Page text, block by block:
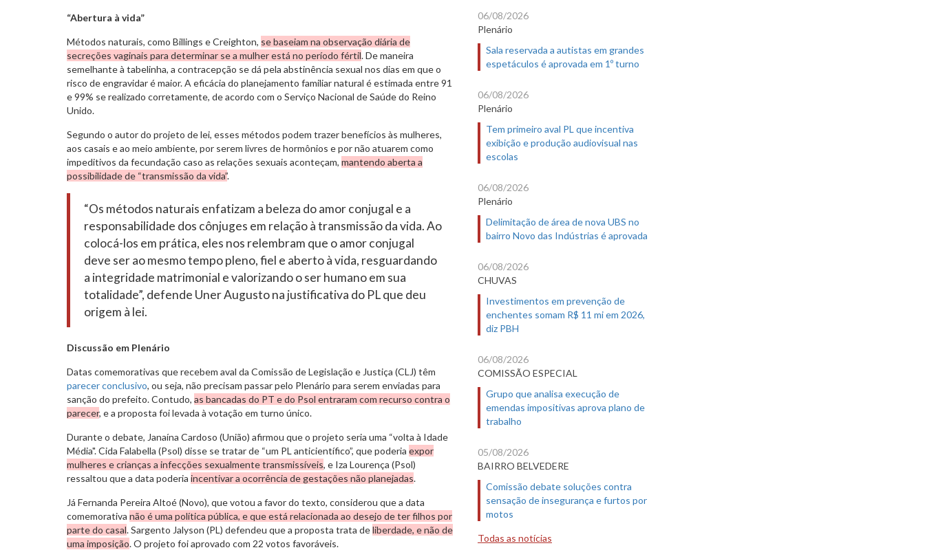
“Abertura à vida”
Métodos naturais, como Billings e Creighton, se baseiam na observação diária de
secreções vaginais para determinar se a mulher está no período fértil. De maneira
semelhante à tabelinha, a contracepção se dá pela abstinência sexual nos dias em que o
risco de engravidar é maior. A eficácia do planejamento familiar natural é estimada entre 91
e 99% se realizado corretamente, de acordo com o Serviço Nacional de Saúde do Reino
Unido.
Segundo o autor do projeto de lei, esses métodos podem trazer benefícios às mulheres,
aos casais e ao meio ambiente, por serem livres de hormônios e por não atuarem como
impeditivos da fecundação caso as relações sexuais aconteçam, mantendo aberta a
possibilidade de “transmissão da vida”.
“Os métodos naturais enfatizam a beleza do amor conjugal e a
responsabilidade dos cônjuges em relação à transmissão da vida. Ao
colocá-los em prática, eles nos relembram que o amor conjugal
deve ser ao mesmo tempo pleno, fiel e aberto à vida, resguardando
a integridade matrimonial e valorizando o ser humano em sua
totalidade”, defende Uner Augusto na justificativa do PL que deu
origem à lei.
Discussão em Plenário
Datas comemorativas que recebem aval da Comissão de Legislação e Justiça (CLJ) têm
parecer conclusivo, ou seja, não precisam passar pelo Plenário para serem enviadas para
sanção do prefeito. Contudo, as bancadas do PT e do Psol entraram com recurso contra o
parecer, e a proposta foi levada à votação em turno único.
Durante o debate, Janaína Cardoso (União) afirmou que o projeto seria uma “volta à Idade
Média". Cida Falabella (Psol) disse se tratar de “um PL anticientífico”, que poderia expor
mulheres e crianças a infecções sexualmente transmissíveis, e Iza Lourença (Psol)
ressaltou que a data poderia incentivar a ocorrência de gestações não planejadas.
Já Fernanda Pereira Altoé (Novo), que votou a favor do texto, considerou que a data
comemorativa não é uma política pública, e que está relacionada ao desejo de ter filhos por
parte do casal. Sargento Jalyson (PL) defendeu que a proposta trata deliberdade, e não de
uma imposição. O projeto foi aprovado com 22 votos favoráveis.
06/08/2026
Plenário
Sala reservada a autistas em grandes
espetáculos é aprovada em 1º turno
06/08/2026
Plenário
Tem primeiro aval PL que incentiva
exibição e produção audiovisual nas
escolas
06/08/2026
Plenário
Delimitação de área de nova UBS no
bairro Novo das Indústrias é aprovada
06/08/2026
CHUVAS
Investimentos em prevenção de
enchentes somam R$ 11 mi em 2026,
diz PBH
06/08/2026
COMISSÃO ESPECIAL
Grupo que analisa execução de
emendas impositivas aprova plano de
trabalho
05/08/2026
BAIRRO BELVEDERE
Comissão debate soluções contra
sensação de insegurança e furtos por
motos
Todas as notícias